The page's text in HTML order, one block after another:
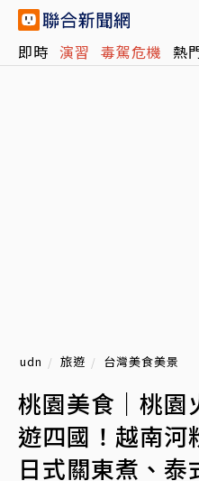
即時 演習 毒駕危機 熱
udn 旅遊 台灣美食美景
桃園美食｜桃園
遊四國！越南河
日式關東煮、泰